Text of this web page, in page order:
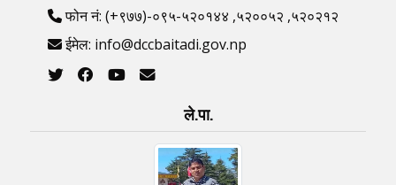
फोन नं: (+९७७)-०९५-५२०१४४ ,५२००५२ ,५२०२१२
ईमेल: info@dccbaitadi.gov.np
ले.पा.